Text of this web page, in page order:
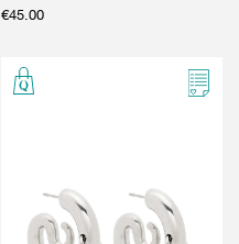
€45.00